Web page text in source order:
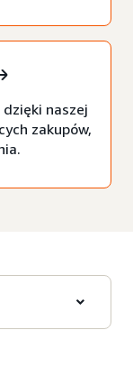
naszej
zakupów,